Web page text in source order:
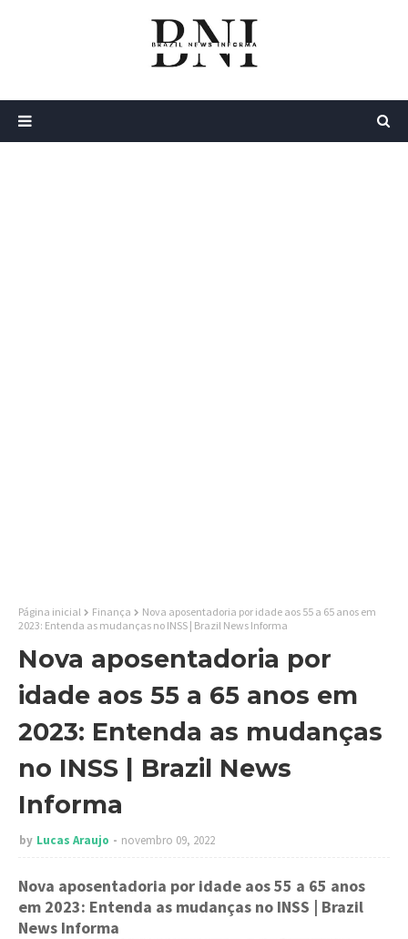
Página inicial Finança
Nova aposentadoria por idade aos 55 a 65 anos em
2023: Entenda as mudanças no INSS | Brazil News Informa
Nova aposentadoria por
idade aos 55 a 65 anos em
2023: Entenda as mudanças
no INSS | Brazil News
Informa
by Lucas Araujo novembro 09, 2022
Nova aposentadoria por idade aos 55 a 65 anos
em 2023: Entenda as mudanças no INSS | Brazil
News Informa